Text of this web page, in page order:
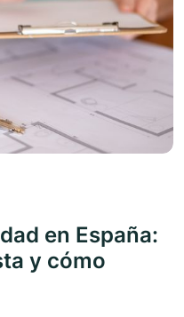
en España:
y cómo